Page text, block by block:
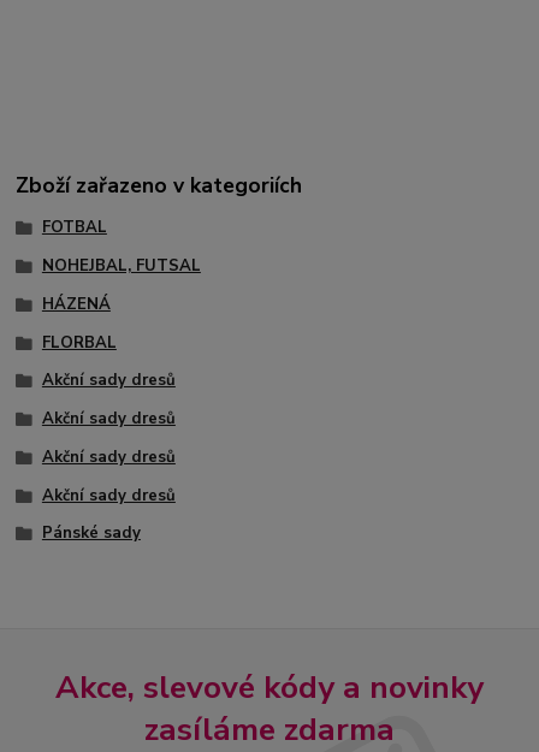
Zboží zařazeno v kategoriích
FOTBAL
NOHEJBAL, FUTSAL
HÁZENÁ
FLORBAL
Akční sady dresů
Akční sady dresů
Akční sady dresů
Akční sady dresů
Pánské sady
Akce, slevové kódy a novinky
zasíláme zdarma